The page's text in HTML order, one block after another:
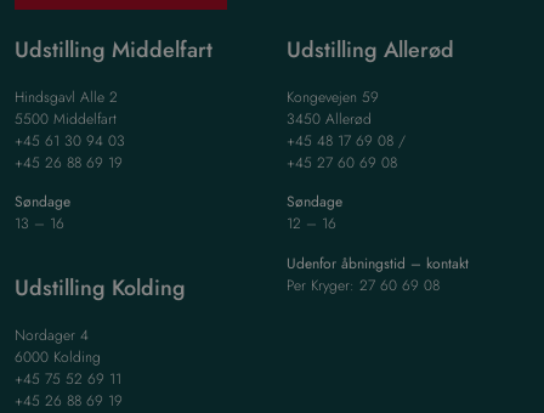
Udstilling Middelfart
Hindsgavl Alle 2
5500 Middelfart
+45 61 30 94 03
+45 26 88 69 19
Søndage
13 – 16
Udstilling Kolding
Nordager 4
6000 Kolding
+45 75 52 69 11
+45 26 88 69 19
Udstilling Allerød
Kongevejen 59
3450 Allerød
+45 48 17 69 08 /
+45 27 60 69 08
Søndage
12 – 16
Udenfor åbningstid – kontakt
Per Kryger: 27 60 69 08